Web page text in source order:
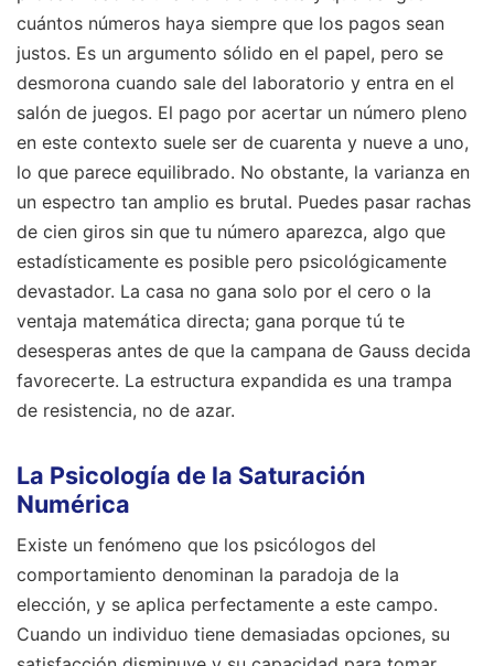
cuántos números haya siempre que los pagos sean
justos. Es un argumento sólido en el papel, pero se
desmorona cuando sale del laboratorio y entra en el
salón de juegos. El pago por acertar un número pleno
en este contexto suele ser de cuarenta y nueve a uno,
lo que parece equilibrado. No obstante, la varianza en
un espectro tan amplio es brutal. Puedes pasar rachas
de cien giros sin que tu número aparezca, algo que
estadísticamente es posible pero psicológicamente
devastador. La casa no gana solo por el cero o la
ventaja matemática directa; gana porque tú te
desesperas antes de que la campana de Gauss decida
favorecerte. La estructura expandida es una trampa
de resistencia, no de azar.
La Psicología de la Saturación
Numérica
Existe un fenómeno que los psicólogos del
comportamiento denominan la paradoja de la
elección, y se aplica perfectamente a este campo.
Cuando un individuo tiene demasiadas opciones, su